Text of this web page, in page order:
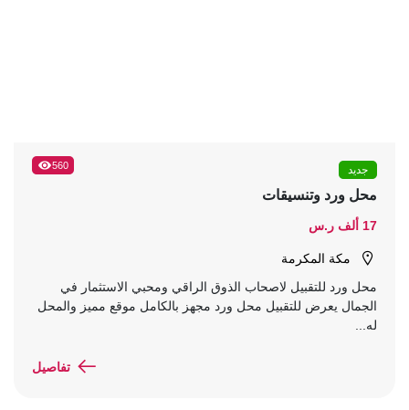
560 جديد
محل ورد وتنسيقات
17 ألف ر.س
مكة المكرمة
محل ورد للتقبيل لاصحاب الذوق الراقي ومحبي الاستثمار في
الجمال يعرض للتقبيل محل ورد مجهز بالكامل موقع مميز والمحل
له...
تفاصيل